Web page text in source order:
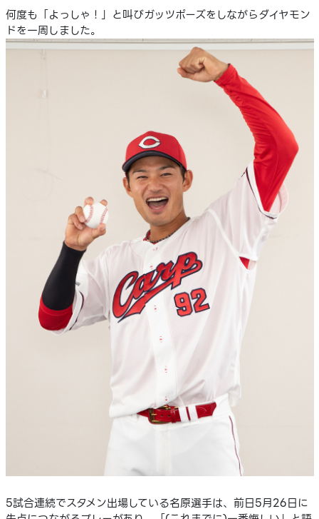
何度も「よっしゃ！」と叫びガッツポーズをしながらダイヤモン
ドを一周しました。
5試合連続でスタメン出場している名原選手は、前日5月26日に